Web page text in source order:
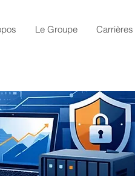
Le Groupe Carrières